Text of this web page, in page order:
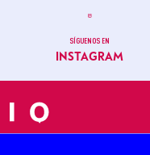
SÍGUENOS EN
INSTAGRAM